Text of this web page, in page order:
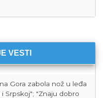
VESTI
Srpskoj"; "Znaju dobro